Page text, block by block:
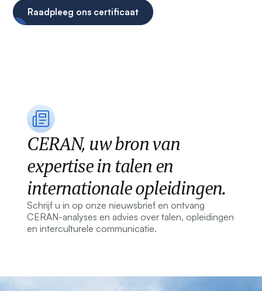
Raadpleeg ons certificaat
CERAN, uw bron van
expertise in talen en
internationale opleidingen.
Schrijf u in op onze nieuwsbrief en ontvang
CERAN-analyses en advies over talen, opleidingen
en interculturele communicatie.